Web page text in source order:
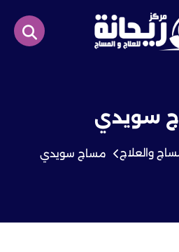
سويدي
والعلاج مساج سويدي